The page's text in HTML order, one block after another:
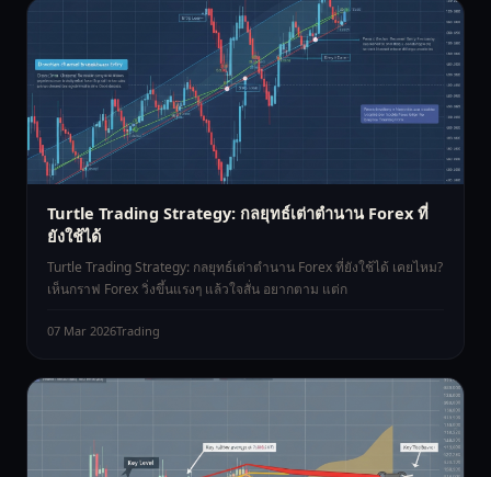
Turtle Trading Strategy: กลยุทธ์เต่าตำนาน Forex ที่
ยังใช้ได้
Turtle Trading Strategy: กลยุทธ์เต่าตำนาน Forex ที่ยังใช้ได้ เคยไหม?
เห็นกราฟ Forex วิ่งขึ้นแรงๆ แล้วใจสั่น อยากตาม แต่ก
07 Mar 2026Trading